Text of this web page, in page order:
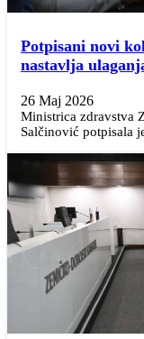
Potpisani novi
nastavlja
26 Maj 2026
Ministrica zdravstva
Salčinović potpisala